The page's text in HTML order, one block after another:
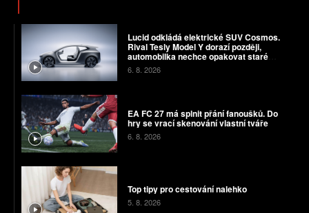
Lucid odkládá elektrické SUV Cosmos.
Rival Tesly Model Y dorazí později,
automobilka nechce opakovat staré
chyby
6. 8. 2026
EA FC 27 má splnit přání fanoušků. Do
hry se vrací skenování vlastní tváře
6. 8. 2026
Top tipy pro cestování nalehko
5. 8. 2026